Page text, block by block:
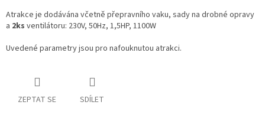
Atrakce je dodávána včetně přepravního vaku, sady na drobné opravy
a 2ks ventilátoru: 230V, 50Hz, 1,5HP, 1100W
Uvedené parametry jsou pro nafouknutou atrakci.
ZEPTAT SE SDÍLET